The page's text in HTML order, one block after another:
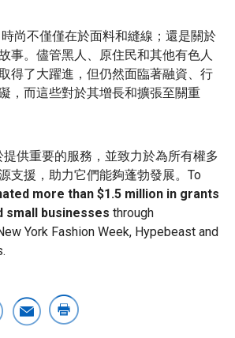
時尚不僅僅在於面料和縫線；還是關於
事。儘管黑人、原住民和其他有色人
得了大躍進，但仍然面臨著融資、行
，而這些對於其增長和擴張至關重
提供重要的服務，並致力於為所有權多
支援，助力它們能夠蓬勃發展。To
more than $1.5 million in grants
small businesses through
York Fashion Week, Hypebeast and